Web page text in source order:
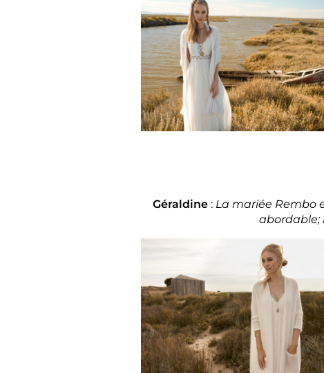
Géraldine: La mariée Rembo
abordable;